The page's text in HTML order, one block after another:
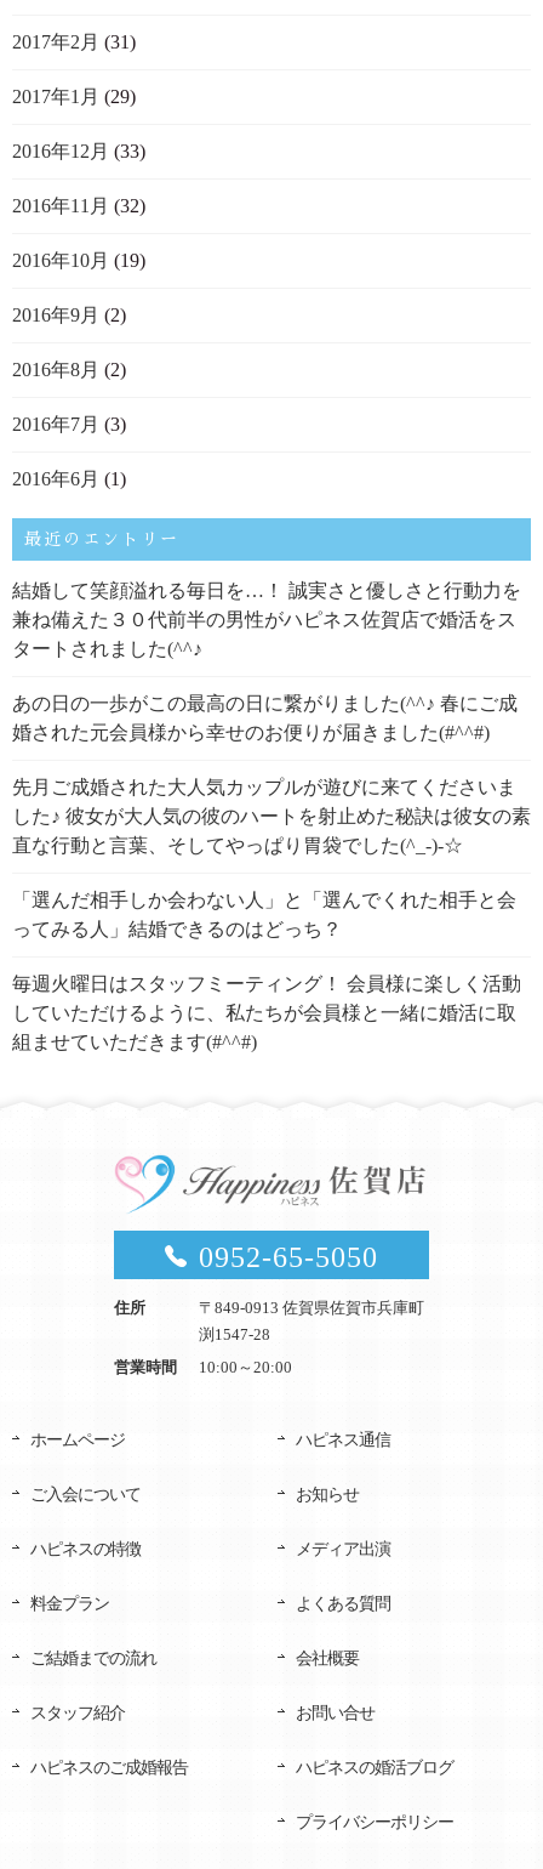
2017年2月 (31)
2017年1月 (29)
2016年12月 (33)
2016年11月 (32)
2016年10月 (19)
2016年9月 (2)
2016年8月 (2)
2016年7月 (3)
2016年6月 (1)
最近のエントリー
結婚して笑顔溢れる毎日を…！ 誠実さと優しさと行動力を
兼ね備えた３０代前半の男性がハピネス佐賀店で婚活をス
タートされました(^^♪
あの日の一歩がこの最高の日に繋がりました(^^♪ 春にご成
婚された元会員様から幸せのお便りが届きました(#^^#)
先月ご成婚された大人気カップルが遊びに来てくださいま
した♪ 彼女が大人気の彼のハートを射止めた秘訣は彼女の素
直な行動と言葉、そしてやっぱり胃袋でした(^_-)-☆
「選んだ相手しか会わない人」と「選んでくれた相手と会
ってみる人」結婚できるのはどっち？
毎週火曜日はスタッフミーティング！ 会員様に楽しく活動
していただけるように、私たちが会員様と一緒に婚活に取
組ませていただきます(#^^#)
0952-65-5050
住所
〒849-0913 佐賀県佐賀市兵庫町
渕1547-28
営業時間
10:00～20:00
ホームページ
ご入会について
ハピネスの特徴
料金プラン
ご結婚までの流れ
スタッフ紹介
ハピネスのご成婚報告
ハピネス通信
お知らせ
メディア出演
よくある質問
会社概要
お問い合せ
ハピネスの婚活ブログ
プライバシーポリシー